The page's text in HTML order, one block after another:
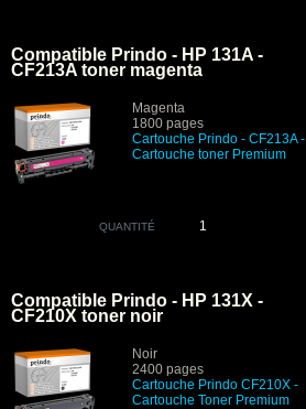
Compatible Prindo - HP 131A -
CF213A toner magenta
Magenta
1800 pages
Cartouche Prindo - CF213A-
Cartouche toner Premium
QUANTITÉ
Compatible Prindo - HP 131X -
CF210X toner noir
Noir
2400 pages
Cartouche Prindo CF210X -
Cartouche Toner Premium